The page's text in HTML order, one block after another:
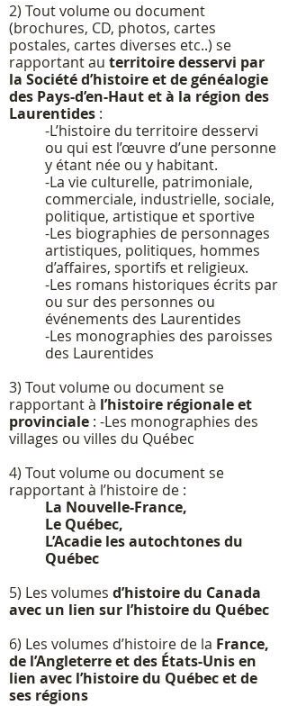
2) Tout volume ou document
(brochures, CD, photos, cartes
postales, cartes diverses etc..) se
rapportant au territoire desservi par
la Société d’histoire et de généalogie
des Pays-d’en-Haut et à la région des
Laurentides :
-L’histoire du territoire desservi
ou qui est l’œuvre d’une personne
y étant née ou y habitant.
-La vie culturelle, patrimoniale,
commerciale, industrielle, sociale,
politique, artistique et sportive
-Les biographies de personnages
artistiques, politiques, hommes
d’affaires, sportifs et religieux.
-Les romans historiques écrits par
ou sur des personnes ou
événements des Laurentides
-Les monographies des paroisses
des Laurentides
3) Tout volume ou document se
rapportant à l’histoire régionale et
provinciale : -Les monographies des
villages ou villes du Québec
4) Tout volume ou document se
rapportant à l’histoire de :
La Nouvelle-France,
Le Québec,
L’Acadie les autochtones du
Québec
5) Les volumes d’histoire du Canada
avec un lien sur l’histoire du Québec
6) Les volumes d’histoire de la France,
de l’Angleterre et des États-Unis en
lien avec l’histoire du Québec et de
ses régions